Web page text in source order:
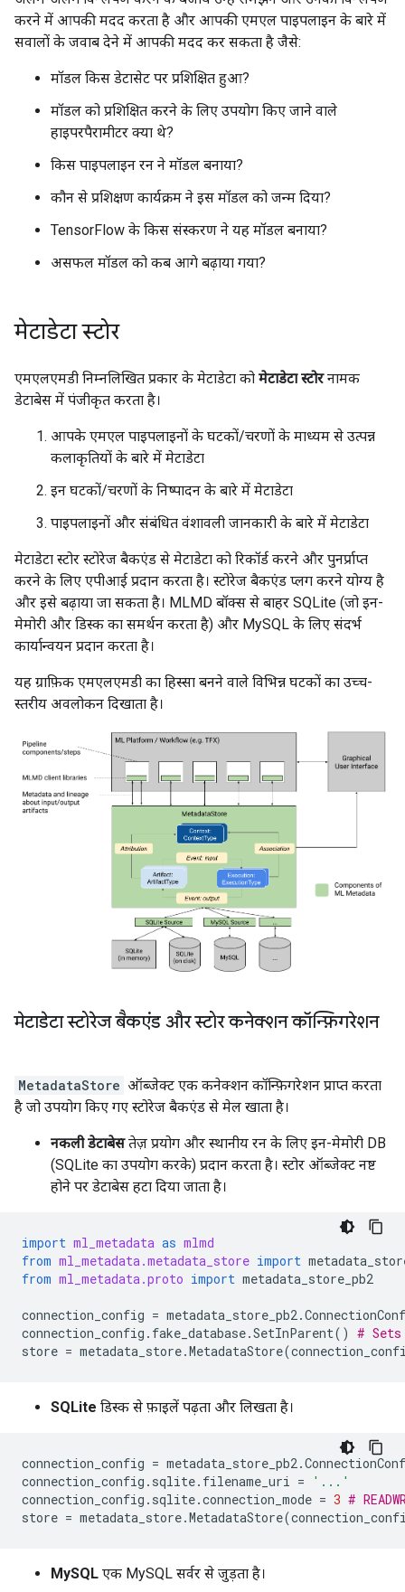
करने में आपकी मदद करता है और आपकी एमएल पाइपलाइन के बारे में
सवालों के जवाब देने में आपकी मदद कर सकता है जैसे:
मॉडल किस डेटासेट पर प्रशिक्षित हुआ?
मॉडल को प्रशिक्षित करने के लिए उपयोग किए जाने वाले
हाइपरपैरामीटर क्या थे?
किस पाइपलाइन रन ने मॉडल बनाया?
कौन से प्रशिक्षण कार्यक्रम ने इस मॉडल को जन्म दिया?
TensorFlow के किस संस्करण ने यह मॉडल बनाया?
असफल मॉडल को कब आगे बढ़ाया गया?
मेटाडेटा स्टोर
एमएलएमडी निम्नलिखित प्रकार के मेटाडेटा को मेटाडेटा स्टोरनामक
डेटाबेस में पंजीकृत करता है।
आपके एमएल पाइपलाइनों के घटकों/चरणों के माध्यम से उत्पन्न
कलाकृतियों के बारे में मेटाडेटा
इन घटकों/चरणों के निष्पादन के बारे में मेटाडेटा
पाइपलाइनों और संबंधित वंशावली जानकारी के बारे में मेटाडेटा
मेटाडेटा स्टोर स्टोरेज बैकएंड से मेटाडेटा को रिकॉर्ड करने और पुनर्प्राप्त
करने के लिए एपीआई प्रदान करता है। स्टोरेज बैकएंड प्लग करने योग्य है
और इसे बढ़ाया जा सकता है। MLMD बॉक्स से बाहर SQLite (जो इन-
मेमोरी और डिस्क का समर्थन करता है) और MySQL के लिए संदर्भ
कार्यान्वयन प्रदान करता है।
यह ग्राफ़िक एमएलएमडी का हिस्सा बनने वाले विभिन्न घटकों का उच्च-
स्तरीय अवलोकन दिखाता है।
मेटाडेटा स्टोरेज बैकएंड और स्टोर कनेक्शन कॉन्फ़िगरेशन
MetadataStore ऑब्जेक्ट एक कनेक्शन कॉन्फ़िगरेशन प्राप्त करता
है जो उपयोग किए गए स्टोरेज बैकएंड से मेल खाता है।
नकली डेटाबेसतेज़ प्रयोग और स्थानीय रन के लिए इन-मेमोरी DB
(SQLite का उपयोग करके) प्रदान करता है। स्टोर ऑब्जेक्ट नष्ट
होने पर डेटाबेस हटा दिया जाता है।
import ml_metadata as mlmd
from ml_metadata.metadata_store import
from ml_metadata.proto import metadata_store_pb2
connection_config = metadata_store_pb2.
connection_config . fake_database.SetInParent() #
store = metadata_store.MetadataStore(
SQLite डिस्क से फ़ाइलें पढ़ता और लिखता है।
connection_config = metadata_store_pb2.
connection_config . sqlite. filename_uri =
'...'
connection_config . sqlite.connection_mode = 3 #
store = metadata_store.MetadataStore(
MySQL एक MySQL सर्वर से जुड़ता है।